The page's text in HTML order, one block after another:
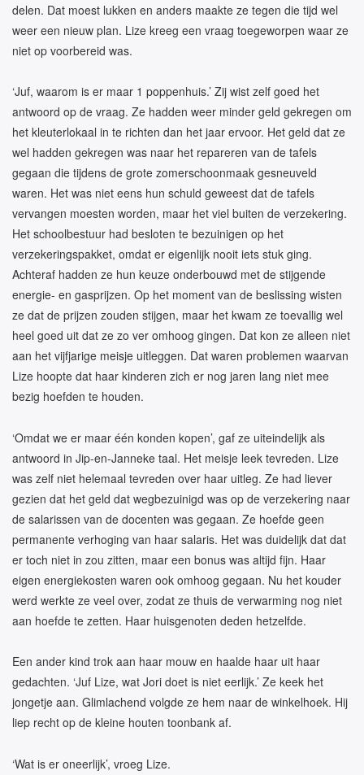
delen. Dat moest lukken en anders maakte ze tegen die tijd wel
weer een nieuw plan. Lize kreeg een vraag toegeworpen waar ze
niet op voorbereid was.
‘Juf, waarom is er maar 1 poppenhuis.’ Zij wist zelf goed het
antwoord op de vraag. Ze hadden weer minder geld gekregen om
het kleuterlokaal in te richten dan het jaar ervoor. Het geld dat ze
wel hadden gekregen was naar het repareren van de tafels
gegaan die tijdens de grote zomerschoonmaak gesneuveld
waren. Het was niet eens hun schuld geweest dat de tafels
vervangen moesten worden, maar het viel buiten de verzekering.
Het schoolbestuur had besloten te bezuinigen op het
verzekeringspakket, omdat er eigenlijk nooit iets stuk ging.
Achteraf hadden ze hun keuze onderbouwd met de stijgende
energie- en gasprijzen. Op het moment van de beslissing wisten
ze dat de prijzen zouden stijgen, maar het kwam ze toevallig wel
heel goed uit dat ze zo ver omhoog gingen. Dat kon ze alleen niet
aan het vijfjarige meisje uitleggen. Dat waren problemen waarvan
Lize hoopte dat haar kinderen zich er nog jaren lang niet mee
bezig hoefden te houden.
‘Omdat we er maar één konden kopen’, gaf ze uiteindelijk als
antwoord in Jip-en-Janneke taal. Het meisje leek tevreden. Lize
was zelf niet helemaal tevreden over haar uitleg. Ze had liever
gezien dat het geld dat wegbezuinigd was op de verzekering naar
de salarissen van de docenten was gegaan. Ze hoefde geen
permanente verhoging van haar salaris. Het was duidelijk dat dat
er toch niet in zou zitten, maar een bonus was altijd fijn. Haar
eigen energiekosten waren ook omhoog gegaan. Nu het kouder
werd werkte ze veel over, zodat ze thuis de verwarming nog niet
aan hoefde te zetten. Haar huisgenoten deden hetzelfde.
Een ander kind trok aan haar mouw en haalde haar uit haar
gedachten. ‘Juf Lize, wat Jori doet is niet eerlijk.’ Ze keek het
jongetje aan. Glimlachend volgde ze hem naar de winkelhoek. Hij
liep recht op de kleine houten toonbank af.
‘Wat is er oneerlijk’, vroeg Lize.